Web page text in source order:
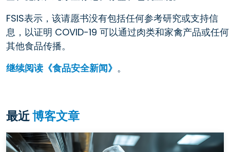
FSIS表示，该请愿书没有包括任何参考研究或支持信
息，以证明 COVID-19 可以通过肉类和家禽产品或任何
其他食品传播。
继续阅读《食品安全新闻》 。
最近博客文章